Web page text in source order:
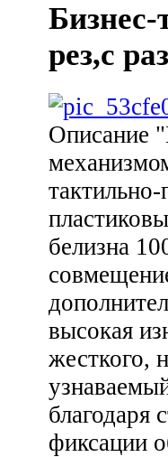
Бизнес-
рез,с
Описание
белизна
высокая
жесткого,
благодаря
фиксации